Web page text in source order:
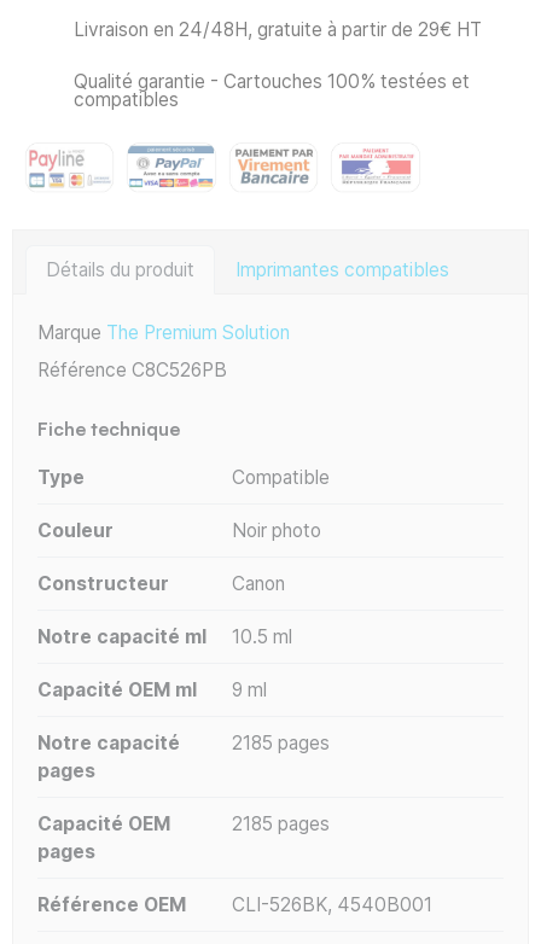
Livraison en 24/48H, gratuite à partir de 29€ HT
Qualité garantie - Cartouches 100% testées et
compatibles
Détails du produit Imprimantes compatibles
Marque The Premium Solution
Référence C8C526PB
Fiche technique
Type Compatible
Couleur Noir photo
Constructeur Canon
Notre capacité ml 10.5 ml
Capacité OEM ml 9 ml
Notre capacité
pages
2185 pages
Capacité OEM
pages
2185 pages
Référence OEM CLI-526BK, 4540B001